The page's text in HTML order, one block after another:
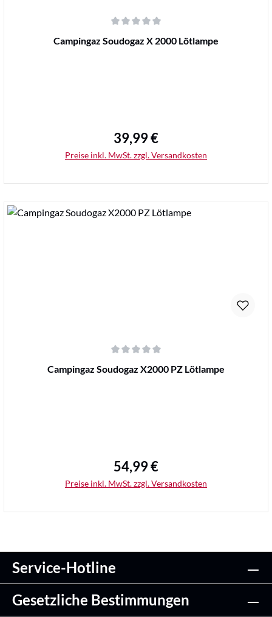
Durchschnittliche Bewertung von 0 von 5 Sternen
Campingaz Soudogaz X 2000 Lötlampe
Regulärer Preis:
39,99 €
Preise inkl. MwSt. zzgl. Versandkosten
Durchschnittliche Bewertung von 0 von 5 Sternen
Campingaz Soudogaz X2000 PZ Lötlampe
Regulärer Preis:
54,99 €
Preise inkl. MwSt. zzgl. Versandkosten
Service-Hotline
Gesetzliche Bestimmungen